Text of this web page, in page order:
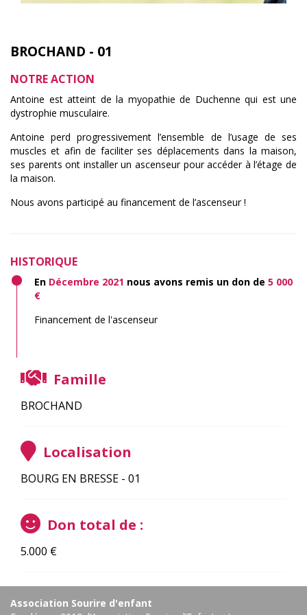
BROCHAND - 01
NOTRE ACTION
Antoine est atteint de la myopathie de Duchenne qui est une
dystrophie musculaire.
Antoine perd progressivement l’ensemble de l’usage de ses
muscles et afin de faciliter ses déplacements dans la maison,
ses parents ont installer un ascenseur pour accéder à l’étage de
la maison.
Nous avons participé au financement de l’ascenseur !
HISTORIQUE
En Décembre 2021 nous avons remis un don de 5 000
€
Financement de l'ascenseur
Famille
BROCHAND
Localisation
BOURG EN BRESSE - 01
Don total de :
5.000 €
Association Sourire d'enfant